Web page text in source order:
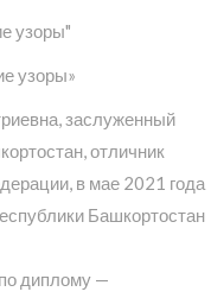
узоры"
узоры»
заслуженный
отличник
в мае 2021 года
Башкортостан
диплому —